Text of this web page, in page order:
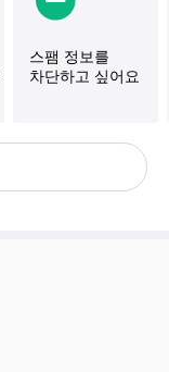
스팸 정보를
차단하고 싶어요